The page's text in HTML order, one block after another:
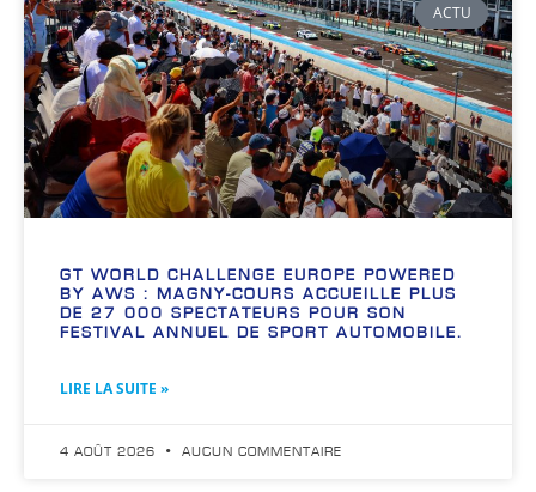
ACTU
GT WORLD CHALLENGE EUROPE POWERED
BY AWS : MAGNY-COURS ACCUEILLE PLUS
DE 27 000 SPECTATEURS POUR SON
FESTIVAL ANNUEL DE SPORT AUTOMOBILE.
LIRE LA SUITE »
4 AOÛT 2026 AUCUN COMMENTAIRE